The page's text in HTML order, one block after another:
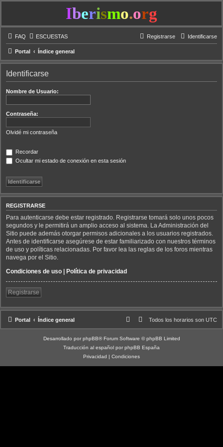
Iberismo.org
FAQ ESCUESTAS Identificarse
Registrarse
Portal Índice general
Identificarse
Nombre de Usuario:
Contraseña:
Olvidé mi contraseña
Recordar
Ocultar mi estado de conexión en esta sesión
REGISTRARSE
Para autenticarse debe estar registrado. Registrarse tomará solo unos pocos
segundos y le permitirá un amplio acceso al sistema. La Administración del
Sitio puede además otorgar permisos adicionales a los usuarios registrados.
Antes de identificarse asegúrese de estar familiarizado con nuestros términos
de uso y políticas relacionadas. Por favor lea las reglas de los foros mientras
navega por el Sitio.
Condiciones de uso | Política de privacidad
Registrarse
Portal Índice general Todos los horarios son UTC
Desarrollado por phpBB® Forum Software © phpBB Limited
Traducción al español por phpBB España
Privacidad | Condiciones